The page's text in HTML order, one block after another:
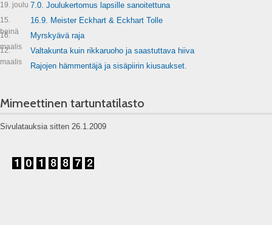
19. joulu 7.0. Joulukertomus lapsille sanoitettuna
15.
heinä
16.9. Meister Eckhart & Eckhart Tolle
16.
maalis
Myrskyävä raja
12.
maalis
Valtakunta kuin rikkaruoho ja saastuttava hiiva
Rajojen hämmentäjä ja sisäpiirin kiusaukset.
Mimeettinen tartuntatilasto
Sivulatauksia sitten 26.1.2009